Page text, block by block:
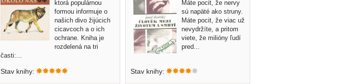
ktorá populárnou
formou informuje o
našich divo žijúcich
cicavcoch a o ich
ochrane. Kniha je
rozdelená na tri
časti:...
Stav knihy:
Máte pocit, že nervy
sú napäté ako struny.
Máte pocit, že viac už
nevydržíte, a pritom
viete, že milióny ľudí
pred...
Stav knihy: